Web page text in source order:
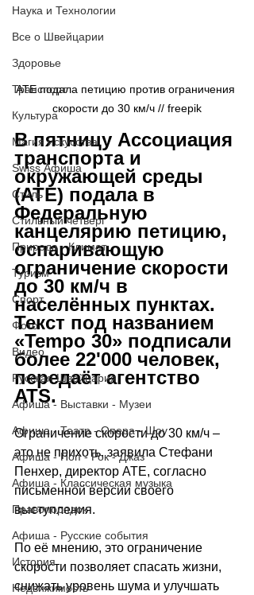
Наука и Технологии
Все о Швейцарии
Здоровье
Транспорт
Культура
Магия искусства
Swiss Афиша
Стиль
Стильный четверг
Природа - Климат
Туризм
Спорт
Фото
Видео
Русская Швейцария
Афиша - Выставки - Музеи
Афиша - Театр - Опера - Шоу
Афиша - Поп - Рок - Джаз
Афиша - Классическая музыка
Правопорядок
Афиша - Русские события
История
Недвижимость
ATE подала петицию против ограничения
скорости до 30 км/ч // freepik
В пятницу Ассоциация
транспорта и
окружающей среды
(ATE) подала в
Федеральную
канцелярию петицию,
оспаривающую
ограничение скорости
до 30 км/ч в
населённых пунктах.
Текст под названием
«Tempo 30» подписали
более 22'000 человек,
передаёт агентство
ATS.
Ограничение скорости до 30 км/ч –
это не прихоть, заявила Стефани
Пенхер, директор ATE, согласно
письменной версии своего
выступления.
По её мнению, это ограничение
скорости позволяет спасать жизни,
снижать уровень шума и улучшать